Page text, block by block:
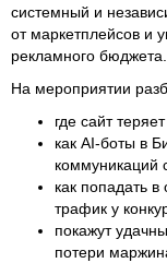
системный и
от маркетплейсов и
рекламного бюджета.
На мероприятии
где сайт
как AI-боты в
коммуникаций
как попадать
трафик у
покажут
потери